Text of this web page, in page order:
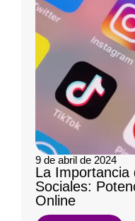
9 de abril de 2024
La Importancia
Sociales:
Online